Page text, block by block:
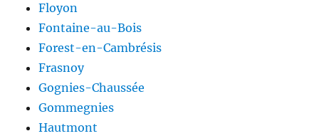
Floyon
Fontaine-au-Bois
Forest-en-Cambrésis
Frasnoy
Gognies-Chaussée
Gommegnies
Hautmont